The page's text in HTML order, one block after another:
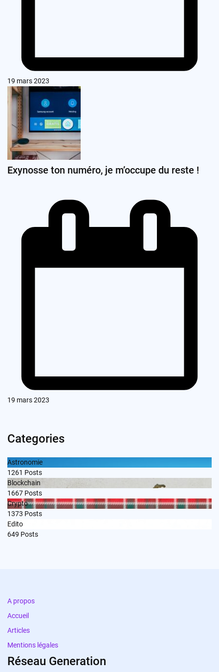
19 mars 2023
Exynosse ton numéro, je m’occupe du reste !
19 mars 2023
Categories
Astronomie
1261 Posts
Blockchain
1667 Posts
Crypto
1373 Posts
Edito
649 Posts
A propos
Accueil
Articles
Mentions légales
Réseau Generation